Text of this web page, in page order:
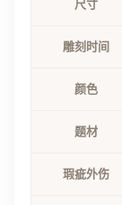
尺寸
雕刻时间
颜色
题材
瑕疵外伤